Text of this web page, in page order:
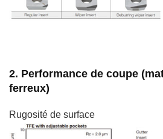
2. Performance de coupe
ferreux)
Rugosité de surface